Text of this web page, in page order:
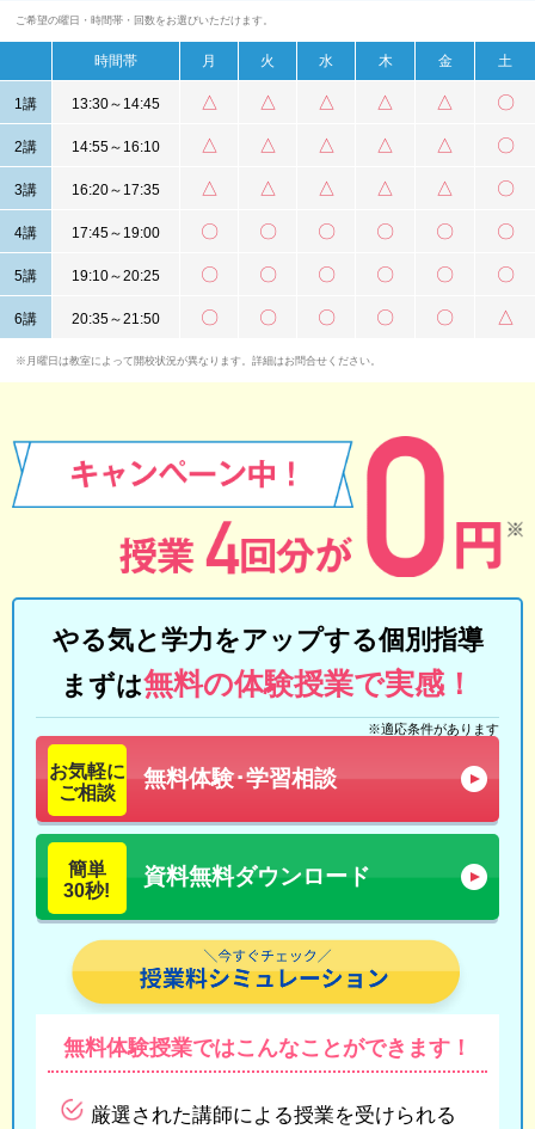
ご希望の曜日・時間帯・回数をお選びいただけます。
時間帯 月 火 水 木 金 土
1講 13:30～14:45 △ △ △ △ △ 〇
2講 14:55～16:10 △ △ △ △ △ 〇
3講 16:20～17:35 △ △ △ △ △ 〇
4講 17:45～19:00 〇 〇 〇 〇 〇 〇
5講 19:10～20:25 〇 〇 〇 〇 〇 〇
6講 20:35～21:50 〇 〇 〇 〇 〇 △
※月曜日は教室によって開校状況が異なります。詳細はお問合せください。
やる気と学力をアップする個別指導
まずは無料の体験授業で実感！
※適応条件があります
お気軽に
ご相談
無料体験･学習相談
簡単
30秒!
資料無料ダウンロード
無料体験授業ではこんなことができます！
厳選された講師による授業を受けられる